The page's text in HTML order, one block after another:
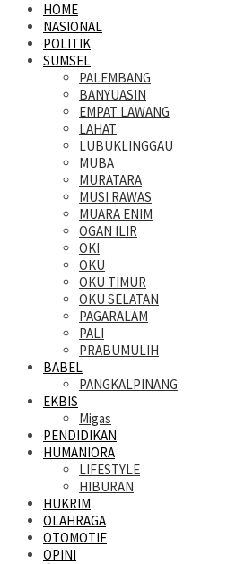
HOME
NASIONAL
POLITIK
SUMSEL
PALEMBANG
BANYUASIN
EMPAT LAWANG
LAHAT
LUBUKLINGGAU
MUBA
MURATARA
MUSI RAWAS
MUARA ENIM
OGAN ILIR
OKI
OKU
OKU TIMUR
OKU SELATAN
PAGARALAM
PALI
PRABUMULIH
BABEL
PANGKALPINANG
EKBIS
Migas
PENDIDIKAN
HUMANIORA
LIFESTYLE
HIBURAN
HUKRIM
OLAHRAGA
OTOMOTIF
OPINI